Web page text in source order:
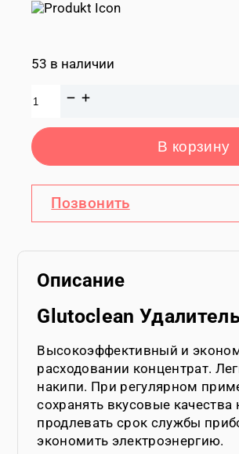
53 в наличии
Количество
товара
накипи,
концентрат
"Glutoclean",
В корзину
Позвонить
Описание
Glutoclean
Высокоэффективный и
расходовании концентрат.
накипи. При регулярном
сохранять вкусовые качества
продлевать срок службы
экономить электроэнергию.